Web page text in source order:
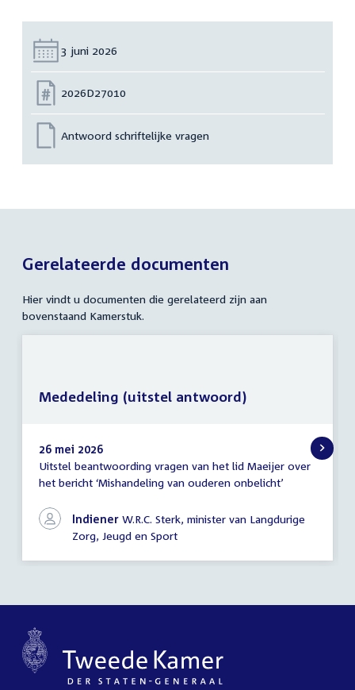
Datum:
3 juni 2026
Nummer:
2026D27010
Antwoord schriftelijke vragen
Gerelateerde documenten
Hier vindt u documenten die gerelateerd zijn aan
bovenstaand Kamerstuk.
Mededeling
(uitstel
26 mei 2026
Uitstel beantwoording vragen van het lid Maeijer over
het bericht ‘Mishandeling van ouderen onbelicht’
Indiener W.R.C. Sterk, minister van Langdurige
Zorg, Jeugd en Sport
Mededeling (uitstel antwoord)